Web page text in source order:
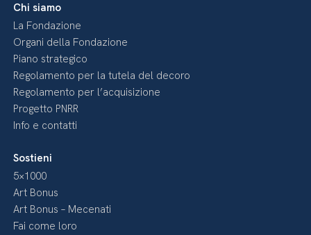
Chi siamo
La Fondazione
Organi della Fondazione
Piano strategico
Regolamento per la tutela del decoro
Regolamento per l’acquisizione
Progetto PNRR
Info e contatti
Sostieni
5×1000
Art Bonus
Art Bonus – Mecenati
Fai come loro